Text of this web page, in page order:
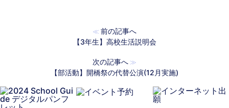
≪ 前の記事へ
【3年生】高校生活説明会
次の記事へ ≫
【部活動】開橋祭の代替公演(12月実施)